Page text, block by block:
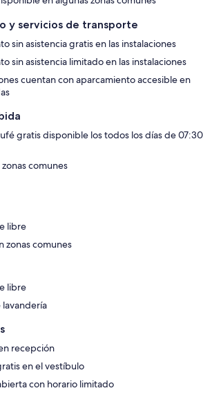
y servicios de transporte
sin asistencia gratis en las instalaciones
sin asistencia limitado en las instalaciones
cuentan con aparcamiento accesible en
gratis disponible los todos los días de 07:30
comunes
libre
zonas comunes
libre
lavandería
recepción
en el vestíbulo
con horario limitado